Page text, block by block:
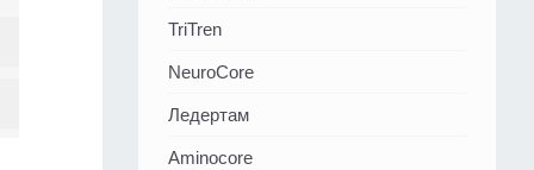
TriTren
NeuroCore
Ледертам
Aminocore